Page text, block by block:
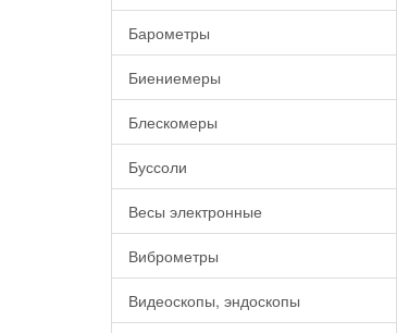
Барометры
Биениемеры
Блескомеры
Буссоли
Весы электронные
Виброметры
Видеоскопы, эндоскопы